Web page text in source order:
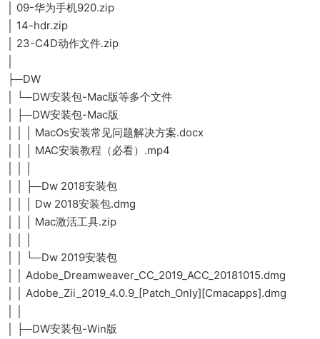
│ 09-华为手机920.zip
│ 14-hdr.zip
│ 23-C4D动作文件.zip
├─DW
│ └─DW安装包-Mac版等多个文件
│ ├─DW安装包-Mac版
│ │ │ MacOs安装常见问题解决方案.docx
│ │ │ MAC安装教程（必看）.mp4
│ │ ├─Dw 2018安装包
│ │ │ Dw 2018安装包.dmg
│ │ │ Mac激活工具.zip
│ │ └─Dw 2019安装包
│ │ Adobe_Dreamweaver_CC_2019_ACC_20181015.dmg
│ │ Adobe_Zii_2019_4.0.9_[Patch_Only][Cmacapps].dmg
│ ├─DW安装包-Win版